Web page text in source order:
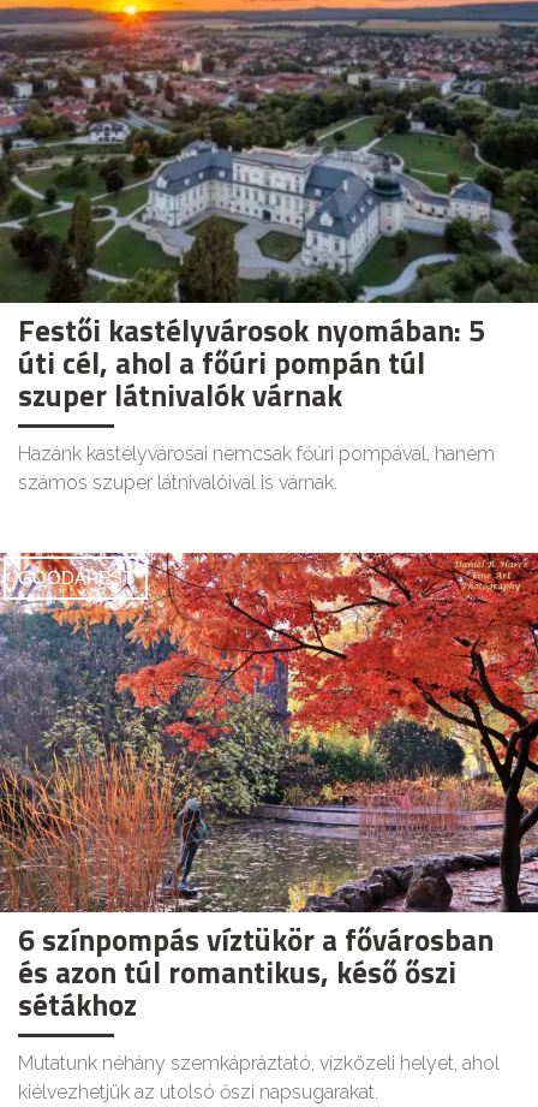
Festői kastélyvárosok nyomában: 5
úti cél, ahol a főúri pompán túl
szuper látnivalók várnak
Hazánk kastélyvárosai nemcsak főúri pompával, hanem
számos szuper látnivalóival is várnak.
GOODAPEST
6 színpompás víztükör a fővárosban
és azon túl romantikus, késő őszi
sétákhoz
Mutatunk néhány szemkápráztató, vízközeli helyet, ahol
kiélvezhetjük az utolsó őszi napsugarakat.